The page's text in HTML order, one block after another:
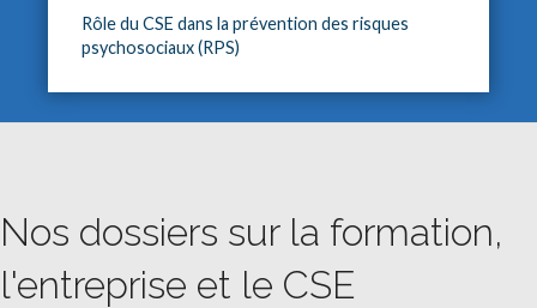
Rôle du CSE dans la prévention des risques
psychosociaux (RPS)
Nos dossiers sur la formation,
l'entreprise et le CSE